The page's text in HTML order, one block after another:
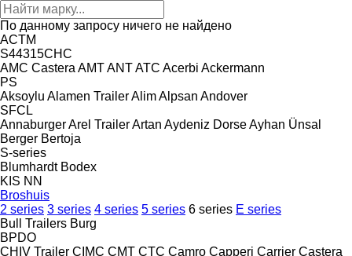
По данному запросу ничего не найдено
ACTM
S44315CHC
AMC Castera AMTANTATC Acerbi Ackermann
PS
Aksoylu Alamen TrailerAlimAlpsan Andover
SFCL
AnnaburgerArel TrailerArtan Aydeniz DorseAyhan Ünsal
Berger Bertoja
S-series
Blumhardt Bodex
KIS NN
Broshuis
2 series 3 series 4 series 5 series 6 series E series
Bull Trailers Burg
BPDO
CHIV Trailer CIMC CMT CTC Camro Capperi Carrier Castera